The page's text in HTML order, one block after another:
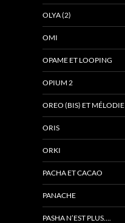
OLYA (2)
OMI
OPAME ET LOOPING
OPIUM 2
OREO (BIS) ET MÉLODIE
ORIS
ORKI
PACHA ET CACAO
PANACHE
PASHA N’EST PLUS….